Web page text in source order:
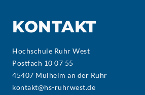
KONTAKT
Hochschule Ruhr West
Postfach 10 07 55
45407 Mülheim an der Ruhr
kontakt@hs-ruhrwest.de